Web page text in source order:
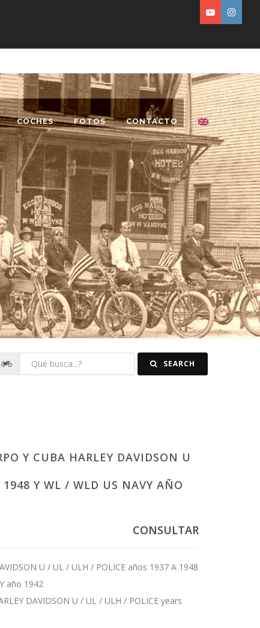
COCHES FOTOS CONTACTO
SEARCH
Y CUBA HARLEY DAVIDSON U
Y WL / WLD US NAVY AÑO
CONSULTAR
U / UL / ULH / POLICE años 1937 A 1948
año 1942
DAVIDSON U / UL / ULH / POLICE years